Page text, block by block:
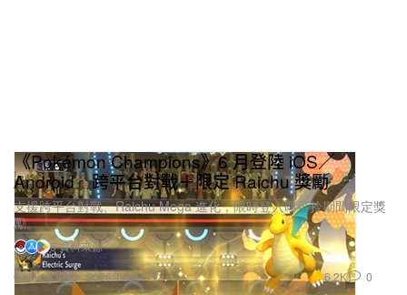
Gaming 遊戲
《Pokémon Champions》6 月登陸 iOS／
Android 跨平台對戰＋限定 Raichu 獎勵
支援跨平台對戰、Raichu Mega 進化，限時登入即可拎期間限定獎
勵。
5 資料來源
2026年6月4日
6.2K 0